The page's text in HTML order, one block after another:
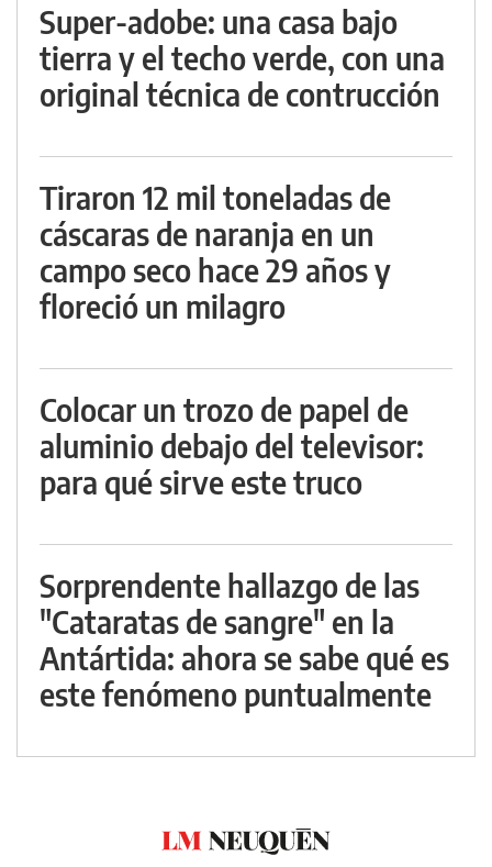
Super-adobe: una casa bajo
tierra y el techo verde, con una
original técnica de contrucción
Tiraron 12 mil toneladas de
cáscaras de naranja en un
campo seco hace 29 años y
floreció un milagro
Colocar un trozo de papel de
aluminio debajo del televisor:
para qué sirve este truco
Sorprendente hallazgo de las
"Cataratas de sangre" en la
Antártida: ahora se sabe qué es
este fenómeno puntualmente